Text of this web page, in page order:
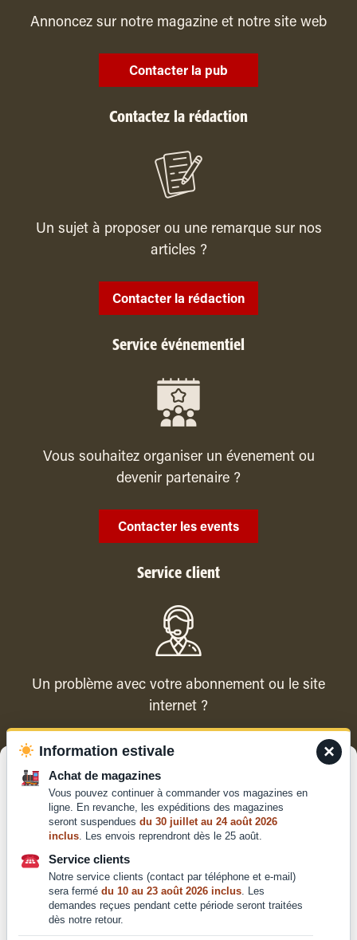
Pour offrir les meilleures expériences, nous utilisons des technologies
telles que les cookies pour stocker et/ou accéder aux informations des
appareils. Le fait de consentir à ces technologies nous permettra de
traiter des données telles que le comportement de navigation ou les ID
uniques sur ce site. Le fait de ne pas consentir ou de retirer son
consentement peut avoir un effet négatif sur certaines caractéristiques
et fonctions.
Annoncez sur notre magazine et notre site web
Contacter la pub
Contactez la rédaction
Un sujet à proposer ou une remarque sur nos
articles ?
Contacter la rédaction
Service événementiel
Vous souhaitez organiser un évenement ou
devenir partenaire ?
Contacter les events
Service client
Un problème avec votre abonnement ou le site
internet ?
Contacter le service client
Mentions légales
Conditions générales de
vente et d'utilisation
×
Information estivale
Achat de magazines
Vous pouvez continuer à commander vos magazines en
ligne. En revanche, les expéditions des magazines
seront suspendues du 30 juillet au 24 août 2026
inclus. Les envois reprendront dès le 25 août.
Service clients
Notre service clients (contact par téléphone et e-mail)
sera fermé du 10 au 23 août 2026 inclus. Les
demandes reçues pendant cette période seront traitées
dès notre retour.